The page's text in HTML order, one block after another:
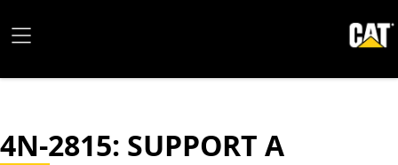
4N-2815: SUPPORT A